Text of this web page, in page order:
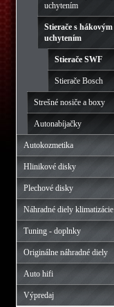
uchytením
Stierače s hákovým
uchytením
Stierače SWF
Stierače Bosch
Strešné nosiče a boxy
Autonabíjačky
Autokozmetika
Hlinikové disky
Plechové disky
Náhradné diely klimatizácie
Tuning - doplnky
Originálne náhradné diely
Auto hifi
Výpredaj